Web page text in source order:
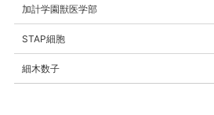
加計学園獣医学部
STAP細胞
細木数子